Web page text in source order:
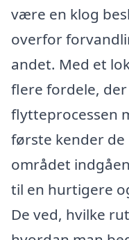
være en klog
overfor
andet. Med et
flere fordele,
flytteprocessen
første kender
området
til en hurtigere
De ved, hvilke